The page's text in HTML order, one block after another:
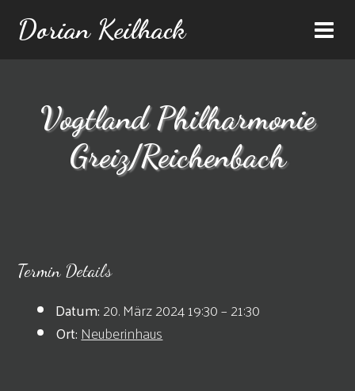
Dorian Keilhack
Vogtland Philharmonie
Greiz/Reichenbach
Termin Details
Datum:20. März 2024 19:30–21:30
Ort:Neuberinhaus